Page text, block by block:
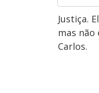
Justiça.
mas não
Carlos.